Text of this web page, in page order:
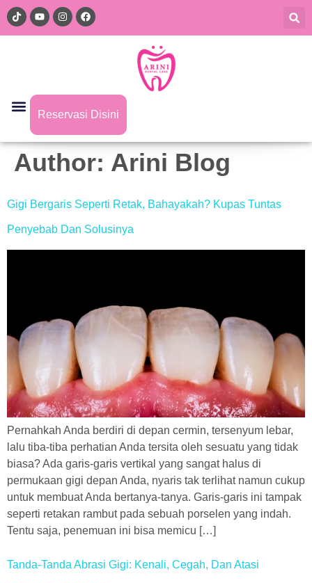
Reservasi Disini
Author: Arini Blog
Gigi Bergaris Seperti Retak, Bahayakah? Kupas Tuntas
Penyebab Dan Solusinya
Pernahkah Anda berdiri di depan cermin, tersenyum lebar,
lalu tiba-tiba perhatian Anda tersita oleh sesuatu yang tidak
biasa? Ada garis-garis vertikal yang sangat halus di
permukaan gigi depan Anda, nyaris tak terlihat namun cukup
untuk membuat Anda bertanya-tanya. Garis-garis ini tampak
seperti retakan rambut pada sebuah porselen yang indah.
Tentu saja, penemuan ini bisa memicu […]
Tanda-Tanda Abrasi Gigi: Kenali, Cegah, Dan Atasi